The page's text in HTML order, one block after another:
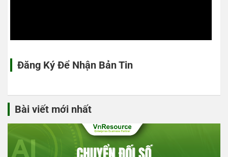
Đăng Ký Để Nhận Bản Tin
Bài viết mới nhất